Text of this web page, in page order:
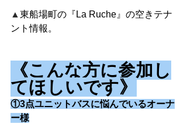
▲ 東船場町の『La Ruche』の空きテナ
ント情報。
《こんな方に参加し
てほしいです》
①3点ユニットバスに悩んでいるオーナ
ー様